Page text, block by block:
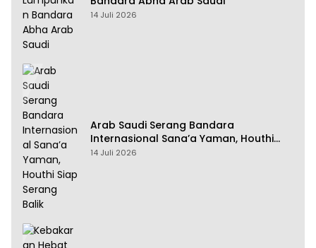
14 Juli 2026
Arab Saudi Serang Bandara
Internasional Sana’a Yaman, Houthi
Siap Serang Balik
14 Juli 2026